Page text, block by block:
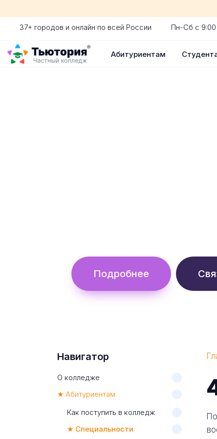
37+ городов и онлайн по всей России Пн-Сб с 9:00
Абитуриентам
Подробнее
Навигатор
О колледже
★ Абитуриентам
Как поступить в колледж
★ Специальности